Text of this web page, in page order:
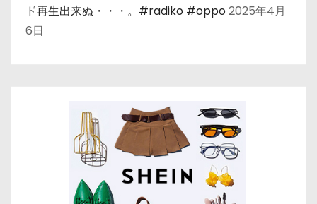
ド再生出来ぬ・・・。#radiko #oppo2025年4月
6日